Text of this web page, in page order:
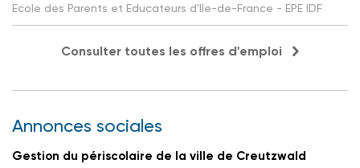
Ecole des Parents et Educateurs d'Ile-de-France - EPE IDF
Consulter toutes les offres d'emploi
Annonces sociales
Gestion du périscolaire de la ville de Creutzwald